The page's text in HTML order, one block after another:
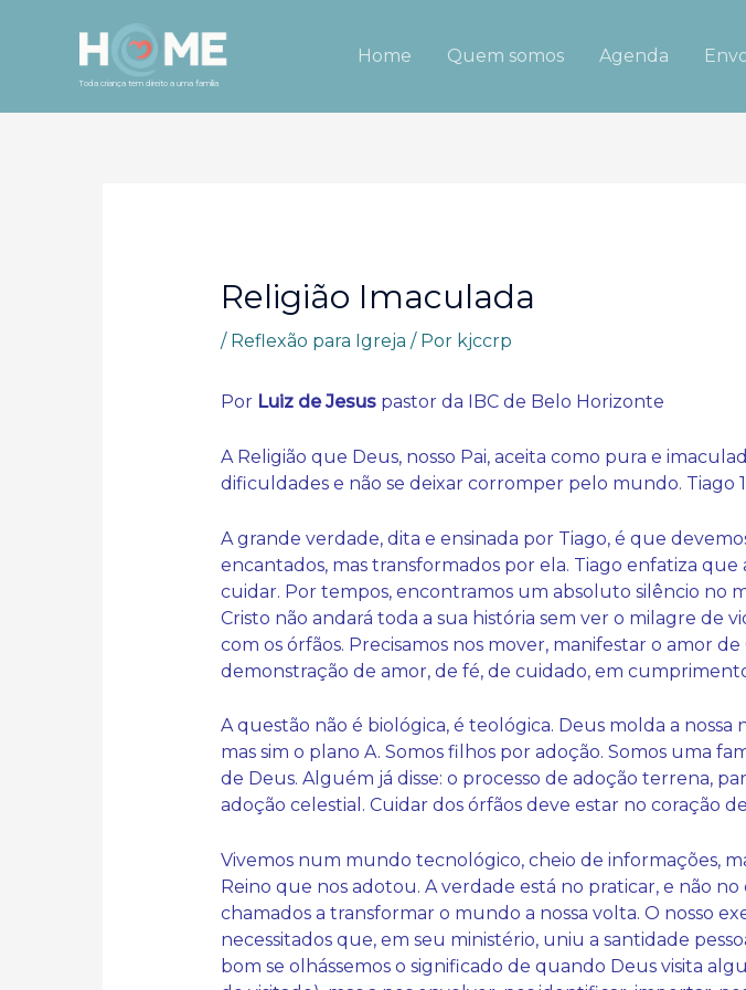
conteúdoToda criança tem direito a uma família
Home Quem somos Agenda
Religião Imaculada
/ Reflexão para Igreja / Por kjccrp
Por Luiz de Jesuspastor da IBC de Belo Horizonte
A Religião que Deus, nosso Pai, aceita como pura e
dificuldades e não se deixar corromper pelo mundo. Tiago
A grande verdade, dita e ensinada por Tiago, é que
encantados, mas transformados por ela. Tiago enfatiza que
cuidar. Por tempos, encontramos um absoluto silêncio no
Cristo não andará toda a sua história sem ver o milagre de
com os órfãos. Precisamos nos mover, manifestar o amor
demonstração de amor, de fé, de cuidado, em
A questão não é biológica, é teológica. Deus molda a
mas sim o plano A. Somos filhos por adoção. Somos uma
de Deus. Alguém já disse: o processo de adoção terrena,
adoção celestial. Cuidar dos órfãos deve estar no coração
Vivemos num mundo tecnológico, cheio de informações,
Reino que nos adotou. A verdade está no praticar, e não
chamados a transformar o mundo a nossa volta. O nosso
necessitados que, em seu ministério, uniu a santidade
bom se olhássemos o significado de quando Deus visita